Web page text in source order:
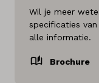
Wil je meer
specificaties
alle informatie.
Brochure